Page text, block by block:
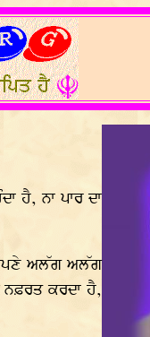
ਹੈ, ਨਾ ਪਾਰ ਦਾ
ਅਲੱਗ ਅਲੱਗ
ਕਰਦਾ ਹੈ,